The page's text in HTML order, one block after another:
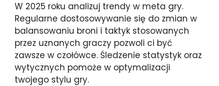
W 2025 roku analizuj trendy w meta gry.
Regularne dostosowywanie się do zmian w
balansowaniu broni i taktyk stosowanych
przez uznanych graczy pozwoli ci być
zawsze w czołówce. Śledzenie statystyk oraz
wytycznych pomoże w optymalizacji
twojego stylu gry.